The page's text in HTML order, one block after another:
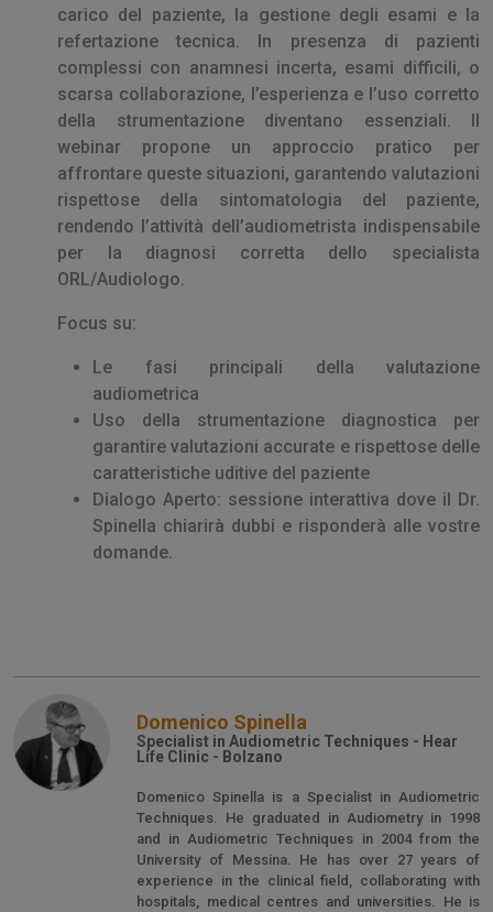
carico del paziente, la gestione degli esami e la
refertazione tecnica. In presenza di pazienti
complessi con anamnesi incerta, esami difficili, o
scarsa collaborazione, l’esperienza e l’uso corretto
della strumentazione diventano essenziali. Il
webinar propone un approccio pratico per
affrontare queste situazioni, garantendo valutazioni
rispettose della sintomatologia del paziente,
rendendo l’attività dell’audiometrista indispensabile
per la diagnosi corretta dello specialista
ORL/Audiologo.
Focus su:
Le fasi principali della valutazione
audiometrica
Uso della strumentazione diagnostica per
garantire valutazioni accurate e rispettose delle
caratteristiche uditive del paziente
Dialogo Aperto: sessione interattiva dove il Dr.
Spinella chiarirà dubbi e risponderà alle vostre
domande.
Domenico Spinella
Specialist in Audiometric Techniques - Hear
Life Clinic - Bolzano
Domenico Spinella is a Specialist in Audiometric
Techniques. He graduated in Audiometry in 1998
and in Audiometric Techniques in 2004 from the
University of Messina. He has over 27 years of
experience in the clinical field, collaborating with
hospitals, medical centres and universities. He is